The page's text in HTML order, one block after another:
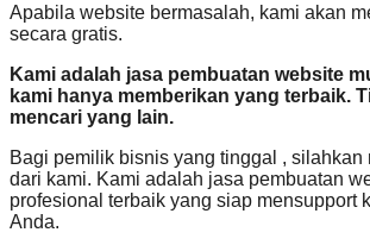
Apabila website bermasalah, kami akan
secara gratis.
Kami adalah jasa pembuatan website
kami hanya memberikan yang terbaik.
mencari yang lain.
Bagi pemilik bisnis yang tinggal , silahkan
dari kami. Kami adalah jasa pembuatan
profesional terbaik yang siap mensupport
Anda.